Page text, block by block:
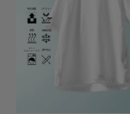
的ではありません。
※照明の関係により、
た、パソコン・スマー